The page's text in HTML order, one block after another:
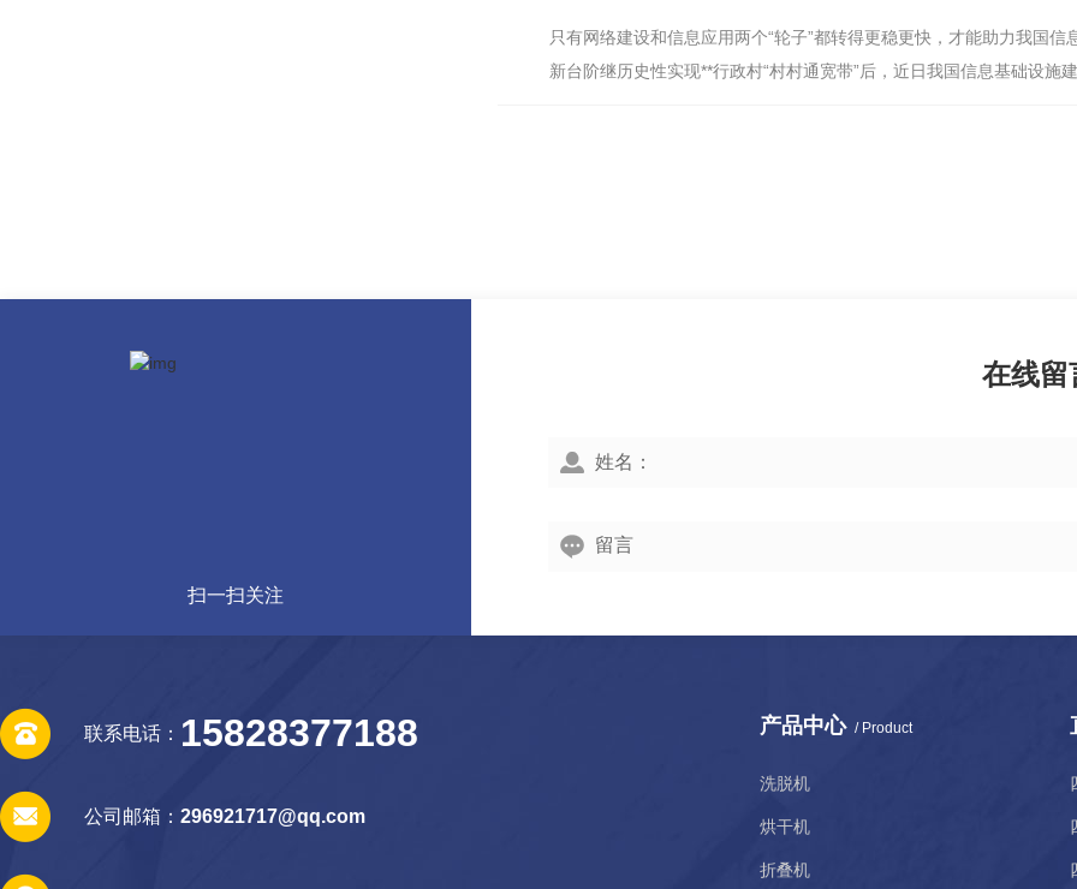
只有网络建设和信息应用两个“轮子”都转得更稳更快，才能助力我国信
新台阶继历史性实现**行政村“村村通宽带”后，近日我国信息基础设施
扫一扫关注
在线留
联系电话： 15828377188
公司邮箱： 296921717@qq.com
产品中心 / Product
洗脱机
烘干机
折叠机